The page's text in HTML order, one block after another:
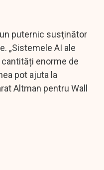
puternic susținător
„Sistemele AI ale
enorme de
pot ajuta la
Altman pentru Wall